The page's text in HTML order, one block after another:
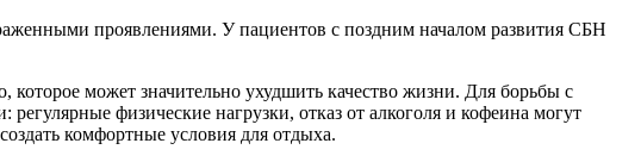
проявлениями. У пациентов с поздним началом развития СБН
может значительно ухудшить качество жизни. Для борьбы с
физические нагрузки, отказ от алкоголя и кофеина могут
комфортные условия для отдыха.